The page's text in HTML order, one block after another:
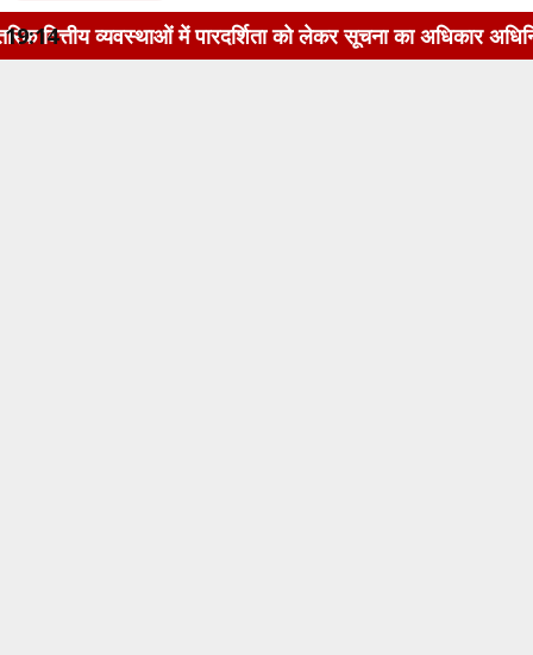
पारदर्शिता को लेकर सूचना का अधिकार अधिनियम, 2005 के
19:14